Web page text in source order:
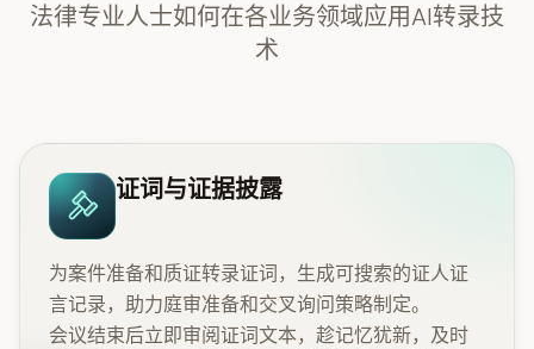
法律专业人士如何在各业务领域应用AI转录技
术
证词与证据披露
为案件准备和质证转录证词，生成可搜索的证人证
言记录，助力庭审准备和交叉询问策略制定。
会议结束后立即审阅证词文本，趁记忆犹新，及时